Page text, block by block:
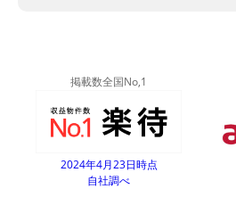
掲載数全国No,1
2024年4月23日時点
自社調べ